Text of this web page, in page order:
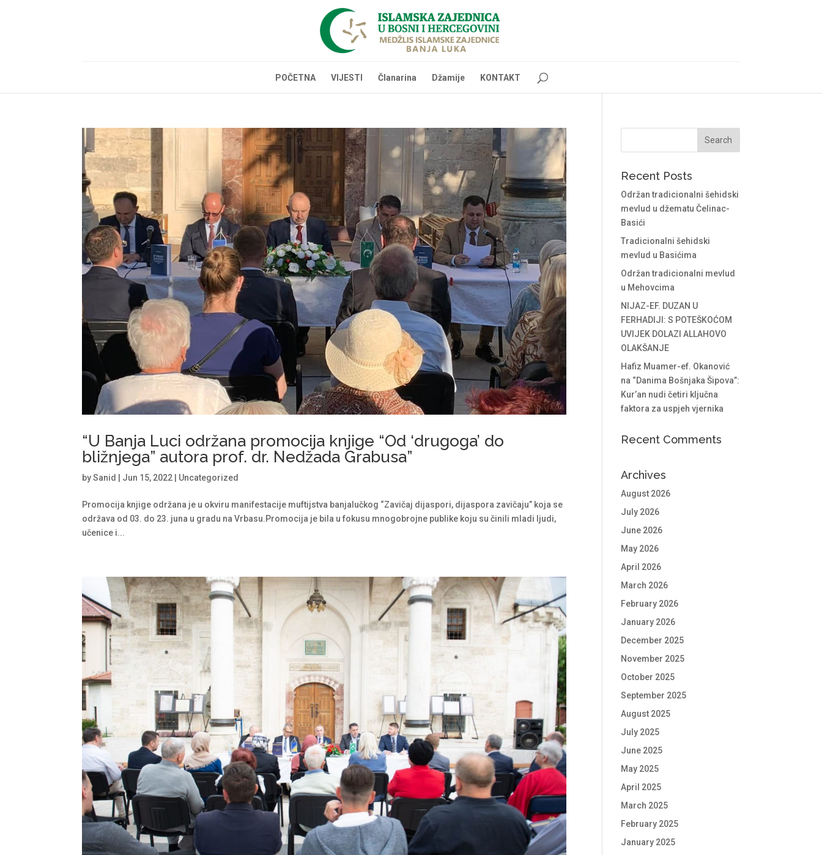
POČETNA VIJESTI Članarina Džamije KONTAKT
“U Banja Luci održana promocija knjige “Od ‘drugoga’ do
bližnjega” autora prof. dr. Nedžada Grabusa”
bySanid Jun 15, 2022 Uncategorized
Promocija knjige održana je u okviru manifestacije muftijstva banjalučkog “Zavičaj dijaspori, dijaspora zavičaju” koja se
održava od 03. do 23. juna u gradu na Vrbasu.Promocija je bila u fokusu mnogobrojne publike koju su činili mladi ljudi,
učenice i...
Recent Posts
Održan tradicionalni šehidski
mevlud u džematu Čelinac-
Basići
Tradicionalni šehidski
mevlud u Basićima
Održan tradicionalni mevlud
u Mehovcima
NIJAZ-EF. DUZAN U
FERHADIJI: S POTEŠKOĆOM
UVIJEK DOLAZI ALLAHOVO
OLAKŠANJE
Hafiz Muamer-ef. Okanović
na “Danima Bošnjaka Šipova”:
Kur’an nudi četiri ključna
faktora za uspjeh vjernika
Recent Comments
Archives
August 2026
July 2026
June 2026
May 2026
April 2026
March 2026
February 2026
January 2026
December 2025
November 2025
October 2025
September 2025
August 2025
July 2025
June 2025
May 2025
April 2025
March 2025
February 2025
January 2025